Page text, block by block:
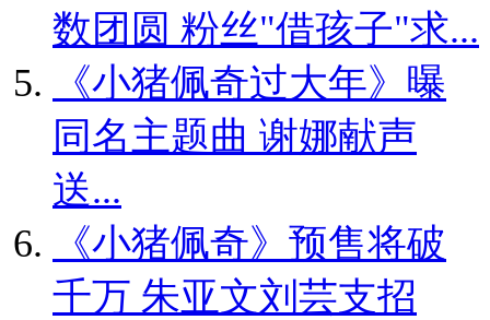
数团圆 粉丝"借孩子"求...
《小猪佩奇过大年》曝
同名主题曲 谢娜献声
送...
《小猪佩奇》预售将破
千万 朱亚文刘芸支招